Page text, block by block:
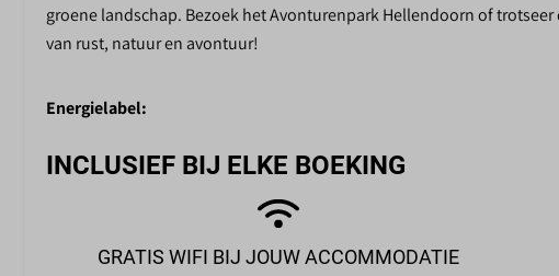
groene landschap. Bezoek het Avonturenpark Hellendoorn of
van rust, natuur en avontuur!
Energielabel:
INCLUSIEF BIJ ELKE BOEKING
GRATIS WIFI BIJ JOUW ACCOMMODATIE